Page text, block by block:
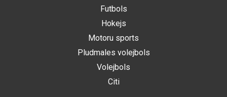
Futbols
Hokejs
Motoru sports
Pludmales volejbols
Volejbols
Citi